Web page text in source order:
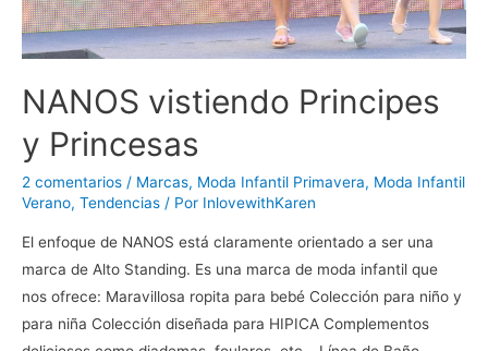
NANOS vistiendo Principes
y Princesas
2 comentarios / Marcas, Moda Infantil Primavera, Moda Infantil
Verano, Tendencias / Por InlovewithKaren
El enfoque de NANOS está claramente orientado a ser una
marca de Alto Standing. Es una marca de moda infantil que
nos ofrece: Maravillosa ropita para bebé Colección para niño y
para niña Colección diseñada para HIPICA Complementos